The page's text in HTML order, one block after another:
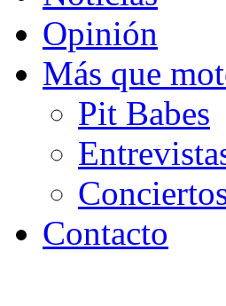
Opinión
Más que
Pit Babes
Contacto